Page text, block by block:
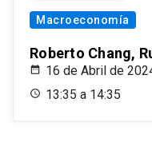
Macroeconomía
Roberto Chang,
16 de Abril de
13:35 a 14:35